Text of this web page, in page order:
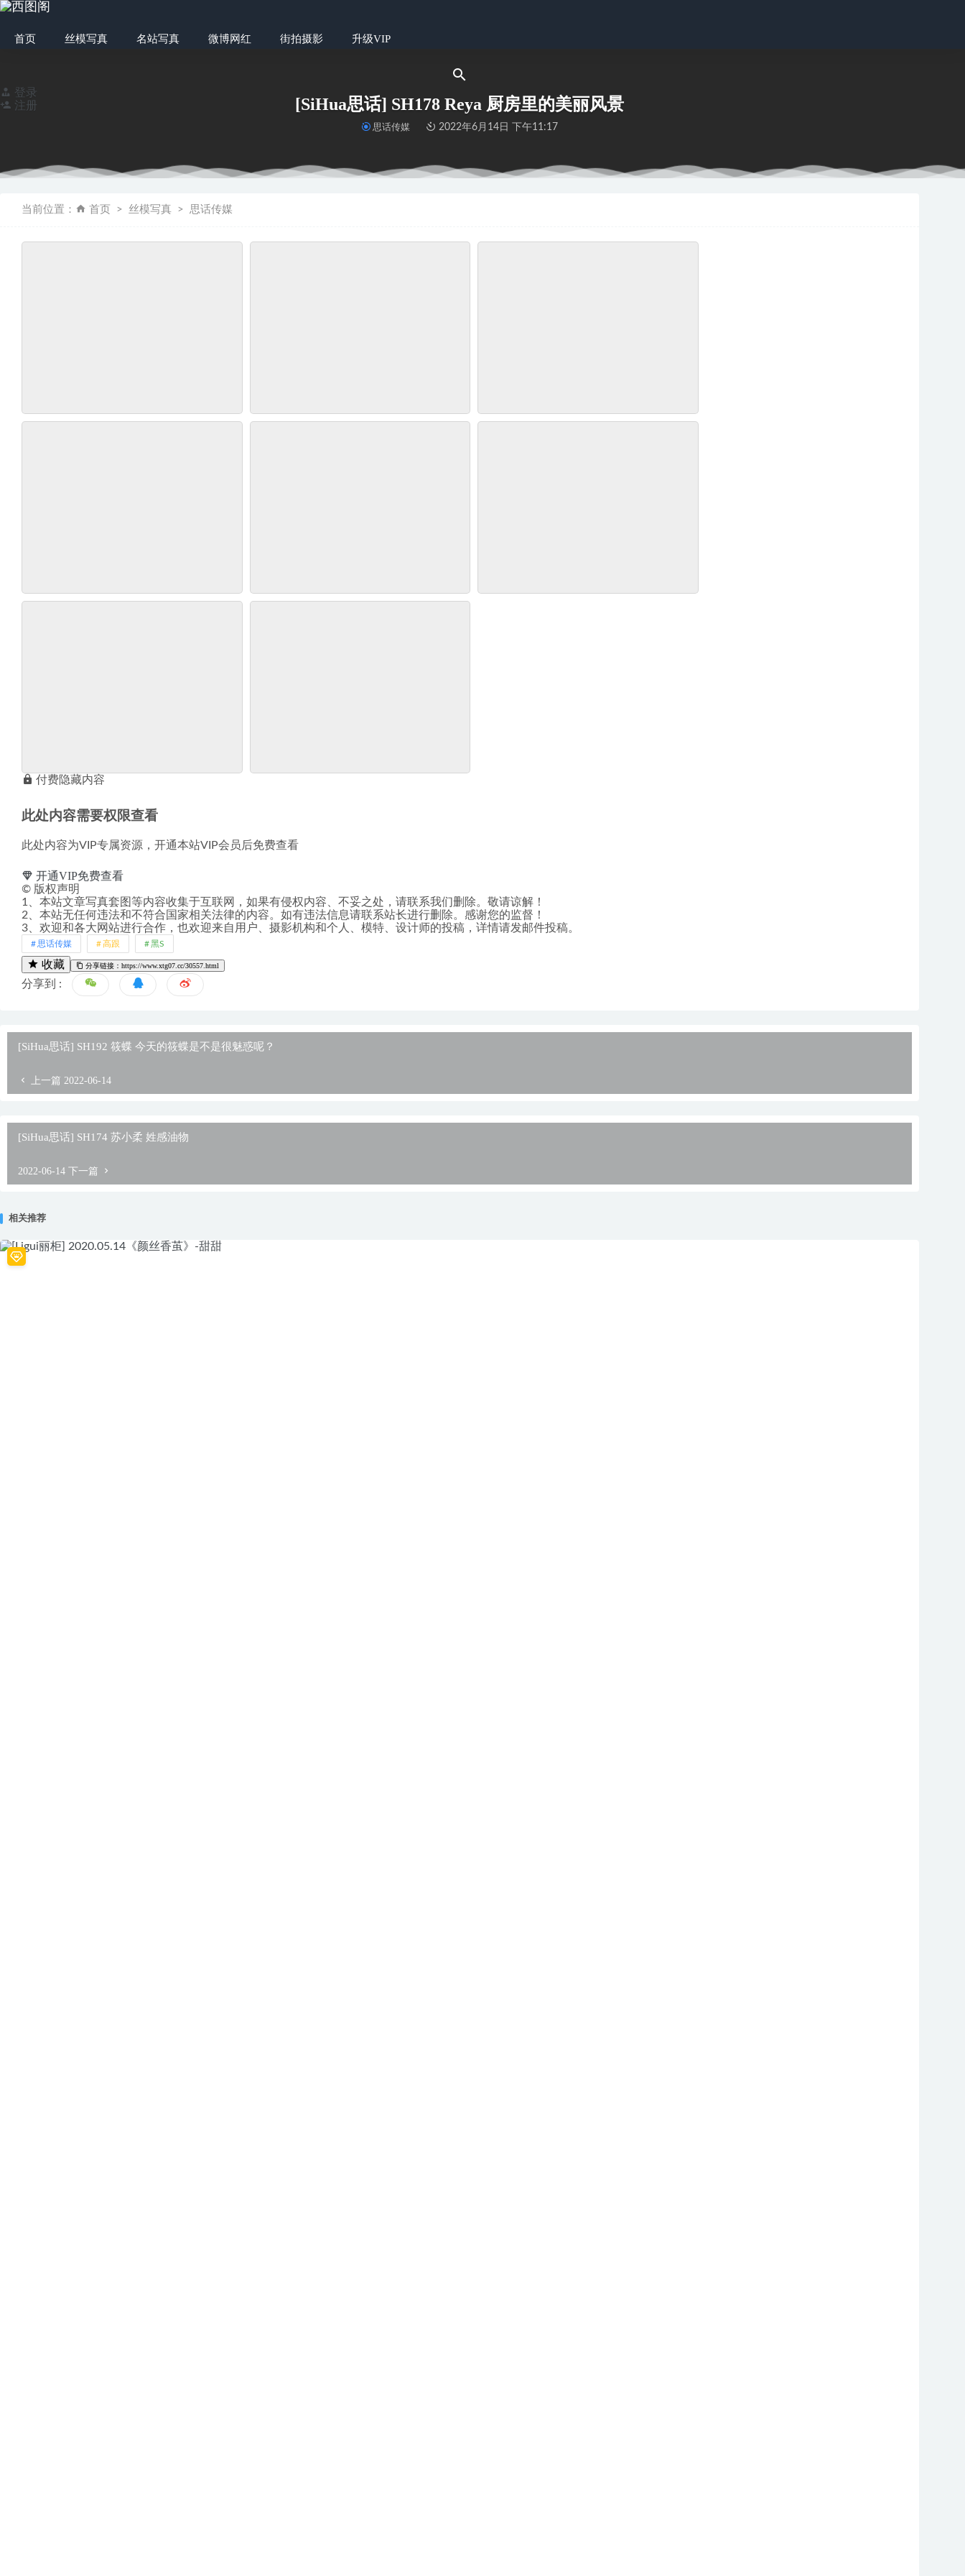
首页 丝模写真 名站写真 微博网红 街拍摄影 升级VIP
登录
注册
[SiHua思话] SH178 Reya 厨房里的美丽风景
思话传媒 2022年6月14日 下午11:17
当前位置： 首页 丝模写真 思话传媒
付费隐藏内容
此处内容需要权限查看
此处内容为VIP专属资源，开通本站VIP会员后免费查看
开通VIP免费查看
© 版权声明
1、本站文章写真套图等内容收集于互联网，如果有侵权内容、不妥之处，请联系我们删除。敬请谅解！
2、本站无任何违法和不符合国家相关法律的内容。如有违法信息请联系站长进行删除。感谢您的监督！
3、欢迎和各大网站进行合作，也欢迎来自用户、摄影机构和个人、模特、设计师的投稿，详情请发邮件投稿。
思话传媒 高跟 黑S
收藏 分享链接：https://www.xtg07.cc/30557.html
分享到 :
[SiHua思话] SH192 筱蝶 今天的筱蝶是不是很魅惑呢？
上一篇 2022-06-14
[SiHua思话] SH174 苏小柔 姓感油物
2022-06-14 下一篇
相关推荐
网红Coser@念雪ww – 粉色系套装